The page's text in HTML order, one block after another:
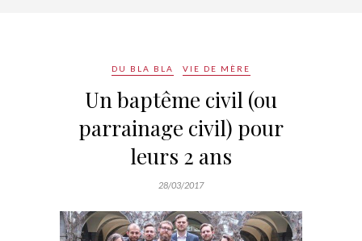
DU BLA BLA VIE DE MÈRE
Un baptême civil (ou
parrainage civil) pour
leurs 2 ans
28/03/2017